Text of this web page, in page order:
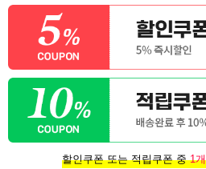
할인쿠폰 또는 적립쿠폰 중1